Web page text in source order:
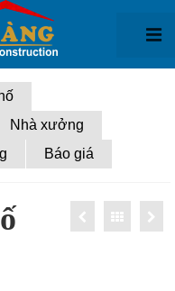
Nhà xưởng
Báo giá